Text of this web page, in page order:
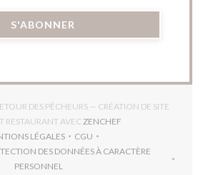
S'ABONNER
DES PÊCHEURS — CRÉATION DE SITE
RESTAURANT AVEC ZENCHEF
LÉGALES
((OUVRE UNE NOUVELLE FENÊTRE))
CGU
((OUVRE UNE NOUVELLE
DES DONNÉES À CARACTÈRE
PERSONNEL((OUVRE UNE NOUVELLE FENÊTRE))